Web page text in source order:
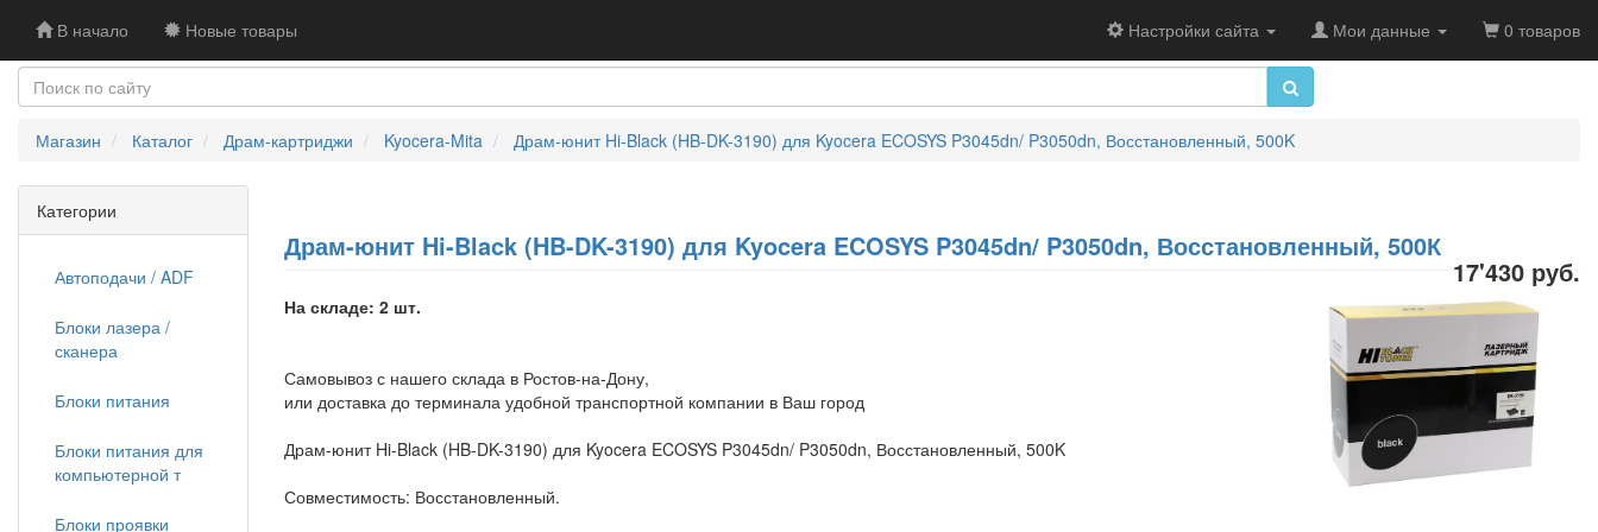
В начало Новые товары Настройки сайта Мои данные 0 товаров
Магазин Каталог Драм-картриджи Kyocera-Mita Драм-юнит Hi-Black (HB-DK-3190) для Kyocera ECOSYS P3045dn/ P3050dn, Восстановленный, 500K
Драм-юнит Hi-Black (HB-DK-3190) для Kyocera ECOSYS P3045dn/ P3050dn, Восстановленный, 500К
17'430 руб.
На складе: 2 шт.
Самовывоз с нашего склада в Ростов-на-Дону,
или доставка до терминала удобной транспортной компании в Ваш город
Драм-юнит Hi-Black (HB-DK-3190) для Kyocera ECOSYS P3045dn/ P3050dn, Восстановленный, 500K
Совместимость: Восстановленный.
Категории
Автоподачи / ADF
Блоки лазера /
сканера
Блоки питания
Блоки питания для
компьютерной т
Блоки проявки